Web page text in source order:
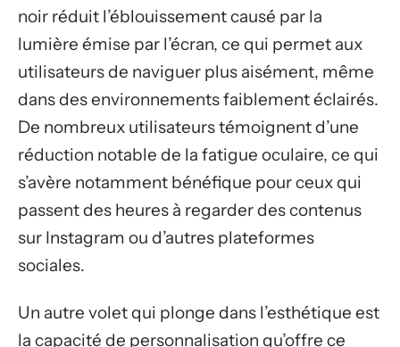
noir réduit l’éblouissement causé par la
lumière émise par l’écran, ce qui permet aux
utilisateurs de naviguer plus aisément, même
dans des environnements faiblement éclairés.
De nombreux utilisateurs témoignent d’une
réduction notable de la fatigue oculaire, ce qui
s’avère notamment bénéfique pour ceux qui
passent des heures à regarder des contenus
sur Instagram ou d’autres plateformes
sociales.
Un autre volet qui plonge dans l’esthétique est
la capacité de personnalisation qu’offre ce